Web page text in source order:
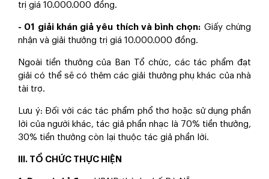
trị giá 10.000.000 đồng.
- 01 giải khán giả yêu thích và bình chọn: Giấy chứng
nhận và giải thưởng trị giá 10.000.000 đồng.
Ngoài tiền thưởng của Ban Tổ chức, các tác phẩm đạt
giải có thể sẽ có thêm các giải thưởng phụ khác của nhà
tài trợ.
Lưu ý: Đối với các tác phẩm phổ thơ hoặc sử dụng phần
lời của người khác, tác giả phần nhạc là 70% tiền thưởng,
30% tiền thưởng còn lại thuộc tác giả phần lời.
III. TỔ CHỨC THỰC HIỆN